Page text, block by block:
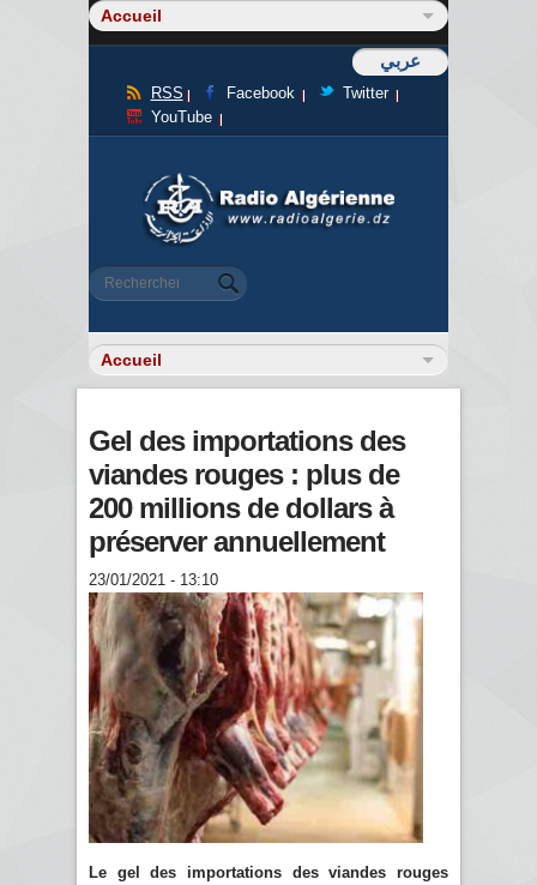
عربي
RSS Facebook
Twitter
YouTube
Formulaire de recherche
Rechercher
Gel des importations des
viandes rouges : plus de
200 millions de dollars à
préserver annuellement
23/01/2021 - 13:10
Le gel des importations des viandes rouges